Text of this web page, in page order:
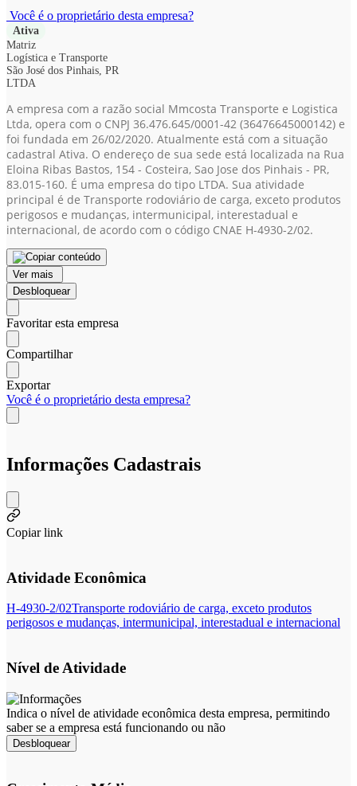
Você é o proprietário desta empresa?
Ativa
Matriz
Logística e Transporte
São José dos Pinhais, PR
LTDA
A empresa com a razão social Mmcosta Transporte e Logistica
Ltda, opera com o CNPJ 36.476.645/0001-42 (36476645000142) e
foi fundada em 26/02/2020. Atualmente está com a situação
cadastral Ativa. O endereço de sua sede está localizada na Rua
Eloina Ribas Bastos, 154 - Costeira, Sao Jose dos Pinhais - PR,
83.015-160. É uma empresa do tipo LTDA. Sua atividade
principal é de Transporte rodoviário de carga, exceto produtos
perigosos e mudanças, intermunicipal, interestadual e
internacional, de acordo com o código CNAE H-4930-2/02.
Ver mais
Desbloquear
Favoritar esta empresa
Compartilhar
Exportar
Você é o proprietário desta empresa?
Informações Cadastrais
Copiar link
Atividade Econômica
H-4930-2/02Transporte rodoviário de carga, exceto produtos
perigosos e mudanças, intermunicipal, interestadual e internacional
Nível de Atividade
Indica o nível de atividade econômica desta empresa, permitindo
saber se a empresa está funcionando ou não
Desbloquear